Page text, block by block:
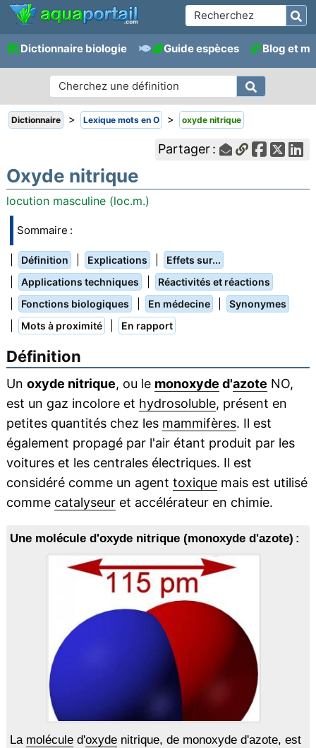
Dictionnaire biologie Guide espèces Blog et
Dictionnaire > Lexique mots en O > oxyde nitrique
Partager :
Oxyde nitrique
locution masculine (loc.m.)
Sommaire :
Définition Explications Effets sur...
Applications techniques Réactivités et réactions
Fonctions biologiques En médecine Synonymes
Mots à proximité En rapport
Définition
Un oxyde nitrique, ou le monoxyde d'azote NO,
est un gaz incolore et hydrosoluble, présent en
petites quantités chez les mammifères. Il est
également propagé par l'air étant produit par les
voitures et les centrales électriques. Il est
considéré comme un agent toxiquemais est utilisé
comme catalyseuret accélérateur en chimie.
Une molécule d'oxyde nitrique (monoxyde d'azote) :
La moléculed'oxydenitrique, de monoxyde d'azote, est